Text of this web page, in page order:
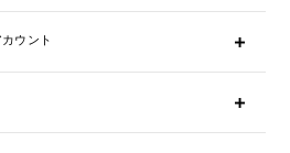
ードケース・名刺入れ
できますか？
入商品分送ってもらえますか？
信できないのですが？
ウント